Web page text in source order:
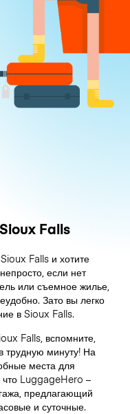
Falls
Falls и хотите
если нет
или съемное жилье,
Зато вы легко
в Sioux Falls.
Falls, вспомните,
трудную минуту! На
места для
LuggageHero –
предлагающий
и суточные.